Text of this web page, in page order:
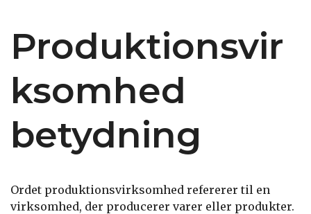
Produktionsvir
ksomhed
betydning
Ordet produktionsvirksomhed refererer til en
virksomhed, der producerer varer eller produkter.